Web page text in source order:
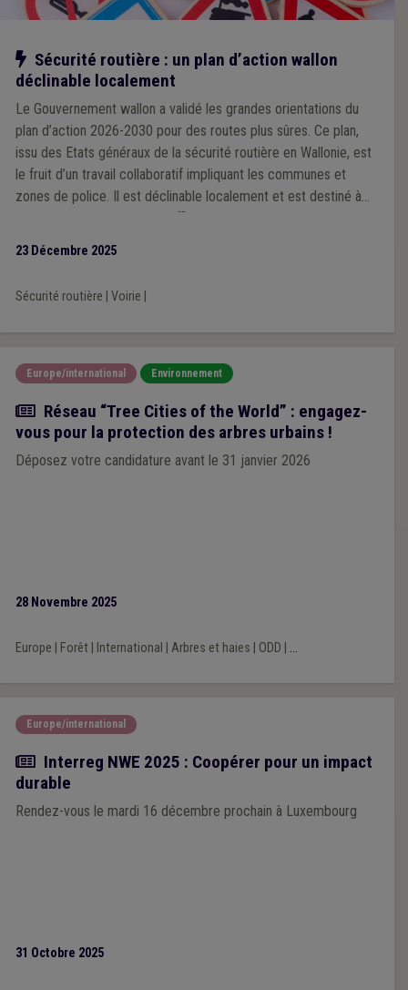
Notre action
Sécurité routière : un plan d’action wallon
déclinable localement
Le Gouvernement wallon a validé les grandes orientations du
plan d’action 2026-2030 pour des routes plus sûres. Ce plan,
issu des Etats généraux de la sécurité routière en Wallonie, est
le fruit d’un travail collaboratif impliquant les communes et
zones de police. Il est déclinable localement et est destiné à
23 Décembre 2025
Sécurité routière Voirie
Europe/international Environnement
Actualité
Réseau “Tree Cities of the World” : engagez-
vous pour la protection des arbres urbains !
Déposez votre candidature avant le 31 janvier 2026
28 Novembre 2025
Europe Forêt| International Arbres et haies ODD ...
Europe/international
Actualité
Interreg NWE 2025 : Coopérer pour un impact
durable
Rendez-vous le mardi 16 décembre prochain à Luxembourg
31 Octobre 2025